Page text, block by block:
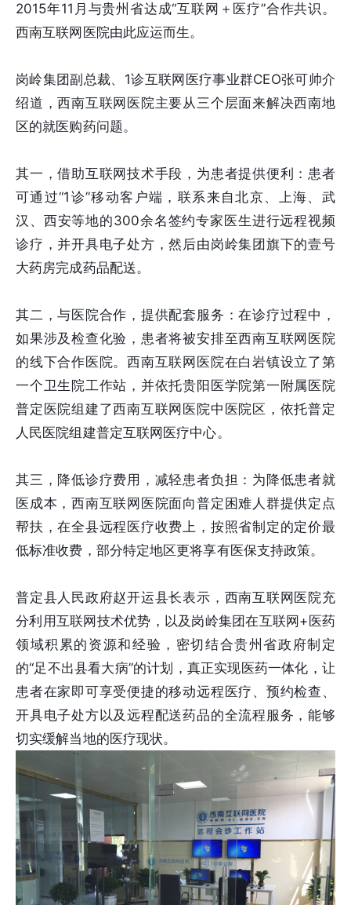
2015年11月与贵州省达成“互联网＋医疗”合作共识。
西南互联网医院由此应运而生。
岗岭集团副总裁、1诊互联网医疗事业群CEO张可帅介
绍道，西南互联网医院主要从三个层面来解决西南地
区的就医购药问题。
其一，借助互联网技术手段，为患者提供便利：患者
可通过“1诊”移动客户端，联系来自北京、上海、武
汉、西安等地的300余名签约专家医生进行远程视频
诊疗，并开具电子处方，然后由岗岭集团旗下的壹号
大药房完成药品配送。
其二，与医院合作，提供配套服务：在诊疗过程中，
如果涉及检查化验，患者将被安排至西南互联网医院
的线下合作医院。西南互联网医院在白岩镇设立了第
一个卫生院工作站，并依托贵阳医学院第一附属医院
普定医院组建了西南互联网医院中医院区，依托普定
人民医院组建普定互联网医疗中心。
其三，降低诊疗费用，减轻患者负担：为降低患者就
医成本，西南互联网医院面向普定困难人群提供定点
帮扶，在全县远程医疗收费上，按照省制定的定价最
低标准收费，部分特定地区更将享有医保支持政策。
普定县人民政府赵开运县长表示，西南互联网医院充
分利用互联网技术优势，以及岗岭集团在互联网+医药
领域积累的资源和经验，密切结合贵州省政府制定
的“足不出县看大病”的计划，真正实现医药一体化，让
患者在家即可享受便捷的移动远程医疗、预约检查、
开具电子处方以及远程配送药品的全流程服务，能够
切实缓解当地的医疗现状。